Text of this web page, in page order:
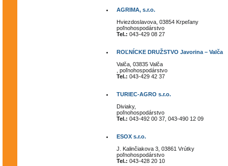
AGRIMA, s.r.o.
Hviezdoslavova, 03854 Krpeľany
poľnohospodárstvo
Tel.: 043-429 08 27
ROĽNÍCKE DRUŽSTVO Javorina – Valča
Valča, 03835 Valča
, poľnohospodárstvo
Tel.: 043-429 42 37
TURIEC-AGRO s.r.o.
Diviaky,
poľnohospodárstvo
Tel.: 043-492 00 37, 043-490 12 09
ESOX s.r.o.
J. Kalinčiakova 3, 03861 Vrútky
poľnohospodárstvo
Tel.: 043-428 20 10